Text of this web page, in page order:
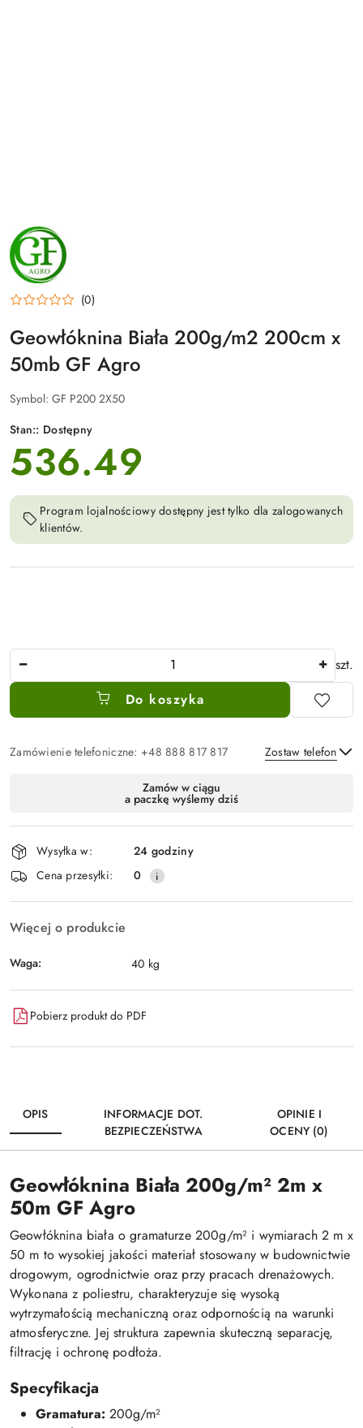
NAZWA
PRODUCENTA:
GF
AGRO
(0)
Geowłóknina Biała 200g/m2 200cm x
50mb GF Agro
Symbol: GF P200 2X50
Stan:: Dostępny
cena:
536.49
Program lojalnościowy dostępny jest tylko dla zalogowanych
klientów.
szt.
Do koszyka
Zamówienie telefoniczne: +48 888 817 817 Zostaw telefon
Wyślij
dostawa
Zamów w ciągu
a paczkę wyślemy dziś
Wysyłka w:
24 godziny
Cena przesyłki:
0
Więcej o produkcie
Waga: 40 kg
Pobierz produkt do PDF
OPIS
INFORMACJE DOT.
BEZPIECZEŃSTWA
OPINIE I
OCENY (0)
Geowłóknina Biała 200g/m² 2m x
50m GF Agro
Geowłóknina biała o gramaturze 200g/m² i wymiarach 2 m x
50 m to wysokiej jakości materiał stosowany w budownictwie
drogowym, ogrodnictwie oraz przy pracach drenażowych.
Wykonana z poliestru, charakteryzuje się wysoką
wytrzymałością mechaniczną oraz odpornością na warunki
atmosferyczne. Jej struktura zapewnia skuteczną separację,
filtrację i ochronę podłoża.
Specyfikacja
Gramatura: 200g/m²